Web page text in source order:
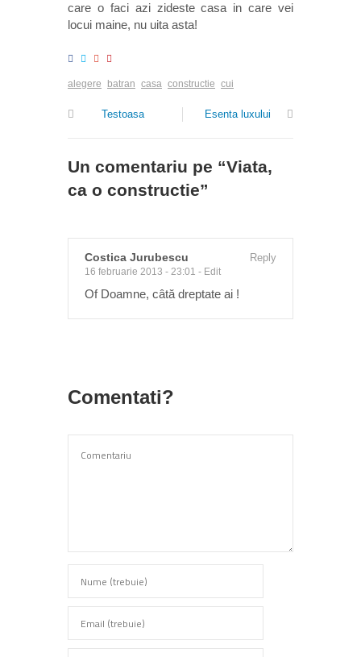
care o faci azi zideste casa in care vei
locui maine, nu uita asta!
alegere batran casa constructie cui
Testoasa Esenta luxului
Un comentariu pe “Viata,
ca o constructie”
Costica Jurubescu
16 februarie 2013 - 23:01 - Edit
Reply
Of Doamne, câtă dreptate ai !
Comentati?